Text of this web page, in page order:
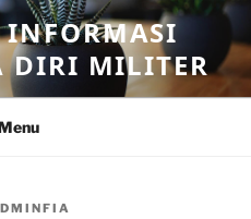
INFORMASI
DIRI MILITER